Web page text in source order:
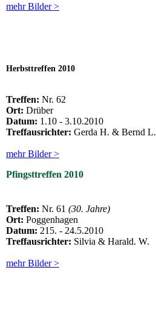
mehr Bilder >
Herbsttreffen 2010
Treffen: Nr. 62
Ort: Drüber
Datum: 1.10 - 3.10.2010
Treffausrichter: Gerda H. & Bernd L.
mehr Bilder >
Pfingsttreffen 2010
Treffen: Nr. 61 (30. Jahre)
Ort: Poggenhagen
Datum: 215. - 24.5.2010
Treffausrichter: Silvia & Harald. W.
mehr Bilder >